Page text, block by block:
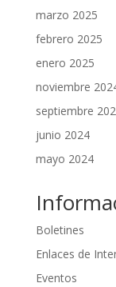
marzo 2025
febrero 2025
enero 2025
noviembre
septiembre
junio 2024
mayo 2024
Boletines
Enlaces de
Eventos